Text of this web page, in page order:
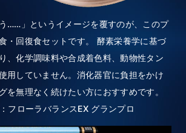
う……」というイメージを覆すのが、このプ
・回復食セットです。 酵素栄養学に基づ
、化学調味料や合成着色料、動物性タン
用していません。消化器官に負担をかけ
を無理なく続けたい方におすすめです。
ローラバランスEX グランプロ